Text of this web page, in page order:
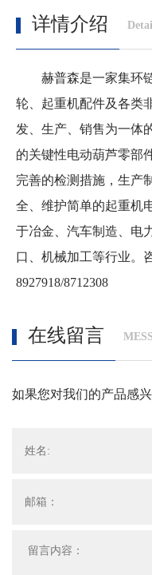
8927918/8712308
详情介绍
赫普森是一家集环链
轮、起重机配件及各类
发、生产、销售为一体
的关键性电动葫芦零部
完善的检测措施，生产
全、维护简单的起重机
于冶金、汽车制造、电
口、机械加工等行业。
8927918/8712308
在线留言
如果您对我们的产品感